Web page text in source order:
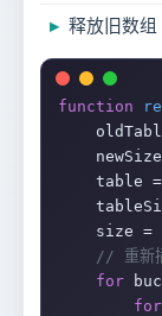
释放旧数组
function
    table =
    size =
// 重新
for
for